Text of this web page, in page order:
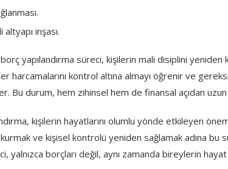
inşası.
borç yapılandırma süreci, kişilerin mali disiplini yeniden
harcamalarını kontrol altına almayı öğrenir ve
Bu durum, hem zihinsel hem de finansal açıdan
kişilerin hayatlarını olumlu yönde etkileyen
ve kişisel kontrolü yeniden sağlamak adına bu
yalnızca borçları değil, aynı zamanda bireylerin